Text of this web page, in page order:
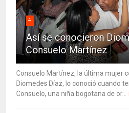
4
Así se conocieron
Consuelo Martínez
Consuelo Martínez, la última mujer
Diomedes Díaz, lo conoció cuando
Consuelo, una niña bogotana de or...